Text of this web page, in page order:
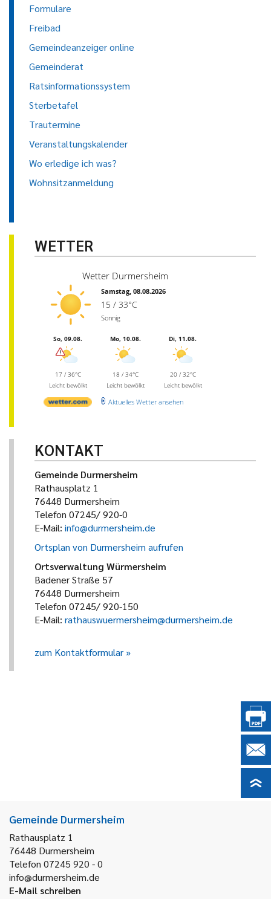
Formulare
Freibad
Gemeindeanzeiger online
Gemeinderat
Ratsinformationssystem
Sterbetafel
Trautermine
Veranstaltungskalender
Wo erledige ich was?
Wohnsitzanmeldung
WETTER
Wetter Durmersheim
Samstag, 08.08.2026
15 / 33°C
Sonnig
So, 09.08.
17 / 36°C
Leicht bewölkt
Mo, 10.08.
18 / 34°C
Leicht bewölkt
Di, 11.08.
20 / 32°C
Leicht bewölkt
Aktuelles Wetter ansehen
KONTAKT
Gemeinde Durmersheim
Rathausplatz 1
76448 Durmersheim
Telefon 07245/ 920-0
E-Mail: info@durmersheim.de
Ortsplan von Durmersheim aufrufen
Ortsverwaltung Würmersheim
Badener Straße 57
76448 Durmersheim
Telefon 07245/ 920-150
E-Mail: rathauswuermersheim@durmersheim.de
zum Kontaktformular
Gemeinde Durmersheim
Rathausplatz 1
76448 Durmersheim
Telefon 07245 920 - 0
info@durmersheim.de
E-Mail schreiben